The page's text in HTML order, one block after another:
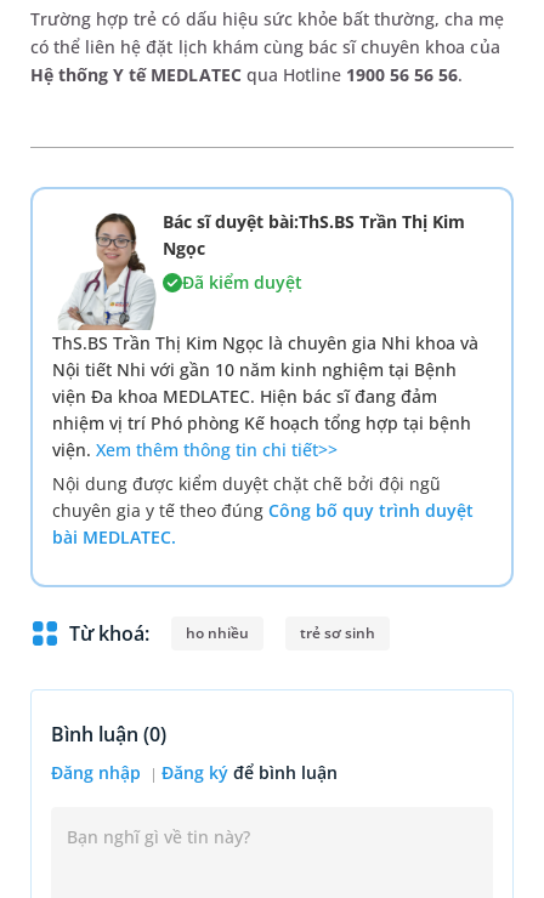
Trường hợp trẻ có dấu hiệu sức khỏe bất thường, cha mẹ
có thể liên hệ đặt lịch khám cùng bác sĩ chuyên khoa của
Hệ thống Y tế MEDLATECqua Hotline 1900 56 56 56.
Bác sĩ duyệt bài:ThS.BS Trần Thị Kim
Ngọc
Đã kiểm duyệt
ThS.BS Trần Thị Kim Ngọc là chuyên gia Nhi khoa và
Nội tiết Nhi với gần 10 năm kinh nghiệm tại Bệnh
viện Đa khoa MEDLATEC. Hiện bác sĩ đang đảm
nhiệm vị trí Phó phòng Kế hoạch tổng hợp tại bệnh
viện. Xem thêm thông tin chi tiết>>
Nội dung được kiểm duyệt chặt chẽ bởi đội ngũ
chuyên gia y tế theo đúng Công bố quy trình duyệt
bài MEDLATEC.
Từ khoá: ho nhiều trẻ sơ sinh
Bình luận (0)
Đăng nhập Đăng ký để bình luận